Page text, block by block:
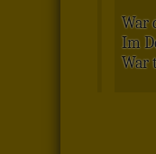
War
Im
War